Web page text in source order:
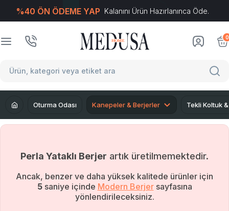
%40 ÖN ÖDEME YAP Kalanını Ürün Hazırlanınca Öde.
0
Oturma Odası Kanepeler & Berjerler Tekli Koltuk
Perla Yataklı Berjer artık üretilmemektedir.
Ancak, benzer ve daha yüksek kalitede ürünler için
4saniye içinde Modern Berjersayfasına
yönlendirileceksiniz.
T-Soft E-Ticaret Sistemleriyle Hazırlanmıştır.